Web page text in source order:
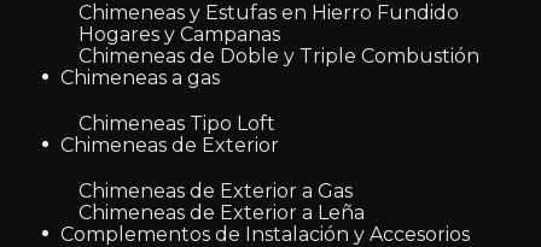
Chimeneas y Estufas en Hierro Fundido
Hogares y Campanas
Chimeneas de Doble y Triple Combustión
Chimeneas a gas
Chimeneas Tipo Loft
Chimeneas de Exterior
Chimeneas de Exterior a Gas
Chimeneas de Exterior a Leña
Complementos de Instalación y Accesorios